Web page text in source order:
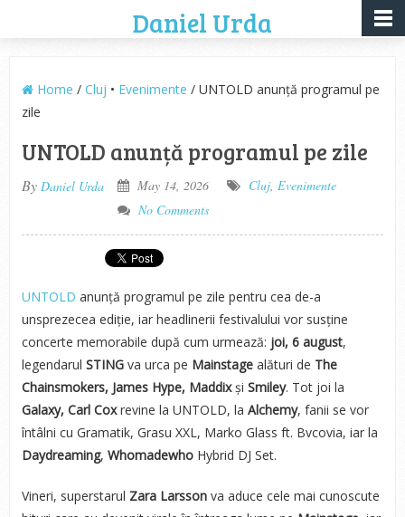
Daniel Urda
Home / Cluj • Evenimente / UNTOLD anunță programul pe
zile
UNTOLD anunță programul pe zile
By Daniel Urda May 14, 2026 Cluj, Evenimente
No Comments
UNTOLD anunță programul pe zile pentru cea de-a
unsprezecea ediție, iar headlinerii festivalului vor susține
concerte memorabile după cum urmează: joi, 6 august,
legendarul STINGva urca pe Mainstagealături de The
Chainsmokers, James Hype, Maddixși Smiley. Tot joi la
Galaxy, Carl Coxrevine la UNTOLD, la Alchemy, fanii se vor
întâlni cu Gramatik, Grasu XXL, Marko Glass ft. Bvcovia, iar la
Daydreaming, WhomadewhoHybrid DJ Set.
Vineri, superstarul Zara Larssonva aduce cele mai cunoscute